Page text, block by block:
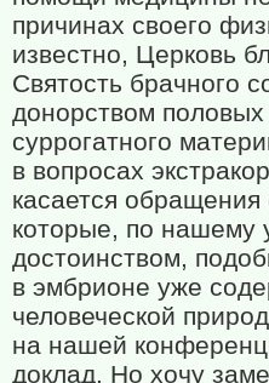
причинах своего
известно, Церковь
Святость брачного
донорством половых
суррогатного
в вопросах
касается
которые, по нашему
достоинством,
в эмбрионе уже
человеческой
на нашей
доклад. Но хочу